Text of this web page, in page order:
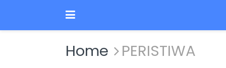
Home PERISTIWA